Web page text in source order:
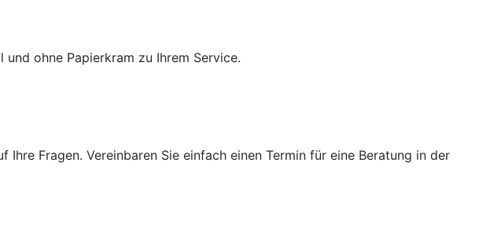
ohne Papierkram zu Ihrem Service.
Fragen. Vereinbaren Sie einfach einen Termin für eine Beratung in der